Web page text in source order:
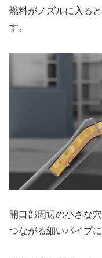
燃料がノズルに入る
す。
開口部周辺の小さな
つながる細いパイプ